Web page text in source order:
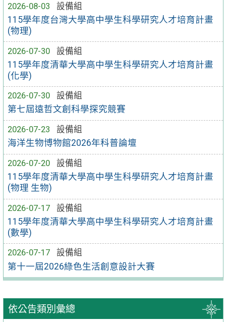
2026-08-03
設備組
115學年度台灣大學高中學生科學研究人才培育計畫
(物理)
2026-07-30
設備組
115學年度清華大學高中學生科學研究人才培育計畫
(化學)
2026-07-30
設備組
第七屆遠哲文創科學探究競賽
2026-07-23
設備組
海洋生物博物館2026年科普論壇
2026-07-20
設備組
115學年度清華大學高中學生科學研究人才培育計畫
(物理 生物)
2026-07-17
設備組
115學年度清華大學高中學生科學研究人才培育計畫
(數學)
2026-07-17
設備組
第十一屆2026綠色生活創意設計大賽
依公告類別彙總